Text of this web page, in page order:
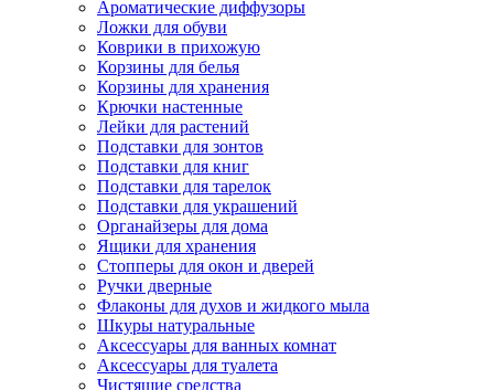
Ароматические диффузоры
Ложки для обуви
Коврики в прихожую
Корзины для белья
Корзины для хранения
Крючки настенные
Лейки для растений
Подставки для зонтов
Подставки для книг
Подставки для тарелок
Подставки для украшений
Органайзеры для дома
Ящики для хранения
Стопперы для окон и дверей
Ручки дверные
Флаконы для духов и жидкого мыла
Шкуры натуральные
Аксессуары для ванных комнат
Аксессуары для туалета
Чистящие средства